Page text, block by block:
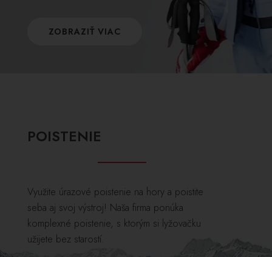
ZOBRAZIŤ VIAC
POISTENIE
Využite úrazové poistenie na hory a poistite
seba aj svoj výstroj! Naša firma ponúka
komplexné poistenie, s ktorým si lyžovačku
užijete bez starostí.